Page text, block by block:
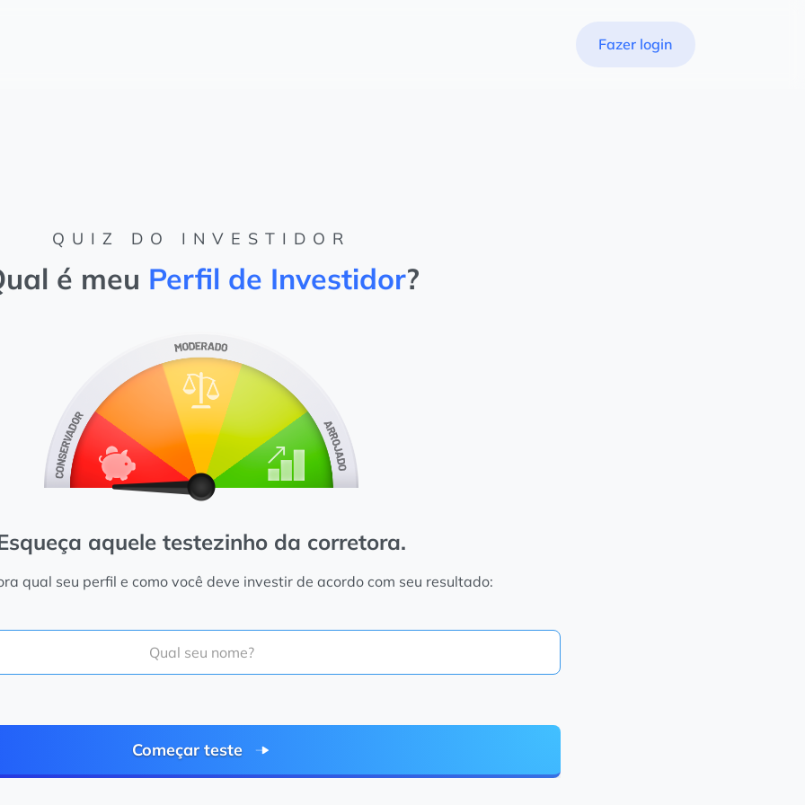
Fazer login
QUIZ DO INVESTIDOR
é meu Perfil de Investidor?
aquele testezinho da corretora.
qual seu perfil e como você deve investir de acordo com seu resultado:
Começar teste